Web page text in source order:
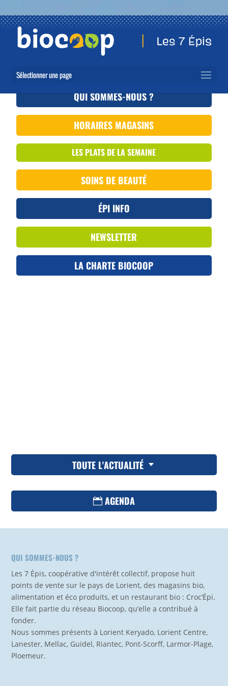
Sélectionner une page
QUI SOMMES-NOUS ?
HORAIRES MAGASINS
LES PLATS DE LA SEMAINE
SOINS DE BEAUTÉ
ÉPI INFO
NEWSLETTER
LA CHARTE BIOCOOP
TOUTE L'ACTUALITÉ
AGENDA
QUI SOMMES-NOUS ?
Les 7 Épis, coopérative d'intérêt collectif, propose huit
points de vente sur le pays de Lorient, des magasins bio,
alimentation et éco produits, et un restaurant bio : Croc’Épi.
Elle fait partie du réseau Biocoop, qu’elle a contribué à
fonder.
Nous sommes présents à Lorient Keryado, Lorient Centre,
Lanester, Mellac, Guidel, Riantec, Pont-Scorff, Larmor-Plage,
Ploemeur.